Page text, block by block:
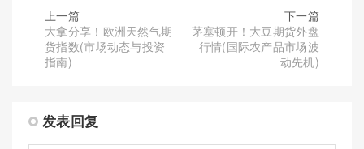
上一篇
大拿分享！欧洲天然气期
货指数(市场动态与投资
指南)
下一篇
茅塞顿开！大豆期货外盘
行情(国际农产品市场波
动先机)
发表回复